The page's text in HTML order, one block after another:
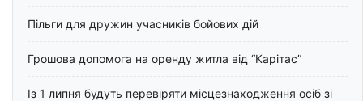
Пільги для дружин учасників бойових дій
Грошова допомога на оренду житла від “Карітас”
Із 1 липня будуть перевіряти місцезнаходження осіб зі